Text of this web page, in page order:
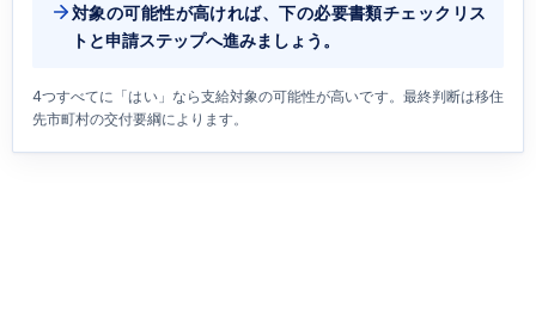
対象の可能性が高ければ、下の必要書類チェックリス
トと申請ステップへ進みましょう。
4つすべてに「はい」なら支給対象の可能性が高いです。最終判断は移住
先市町村の交付要綱によります。